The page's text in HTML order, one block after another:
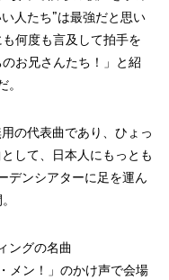
人たち”は最強だと思い
何度も言及して拍手を
お兄さんたち！」と紹
の代表曲であり、ひょっ
して、日本人にもっとも
デンシアターに足を運ん
ングの名曲
メン！」のかけ声で会場